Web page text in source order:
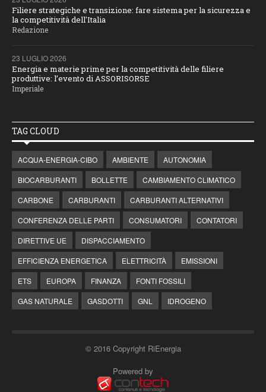
Filiere strategiche e transizione: fare sistema per la sicurezza e
la competitività dell'Italia
Redazione
23 LUGLIO 2026
Energia e materie prime per la competitività delle filiere
produttive: l’evento di ASSORISORSE
Imperiale
TAG CLOUD
ACQUA-ENERGIA-CIBO AMBIENTE
AUTONOMIA
BIOCARBURANTI
BOLLETTE
CAMBIAMENTO CLIMATICO
CARBONE
CARBURANTI
CARBURANTI ALTERNATIVI
CONFERENZA DELLE PARTI
CONSUMATORI
CONTATORI
DIRETTIVE UE
DISPACCIAMENTO
EFFICIENZA ENERGETICA
ELETTRICITÀ
EMISSIONI
ETS
EUROPA FINANZA
FONTI FOSSILI
GAS NATURALE
GASDOTTI GNL IDROGENO
© 2016 Copyright RiEnergia
Powered by